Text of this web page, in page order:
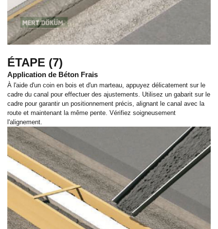
ÉTAPE (7)
Application de Béton Frais
À l'aide d'un coin en bois et d'un marteau, appuyez délicatement sur le
cadre du canal pour effectuer des ajustements. Utilisez un gabarit sur le
cadre pour garantir un positionnement précis, alignant le canal avec la
route et maintenant la même pente. Vérifiez soigneusement
l'alignement.